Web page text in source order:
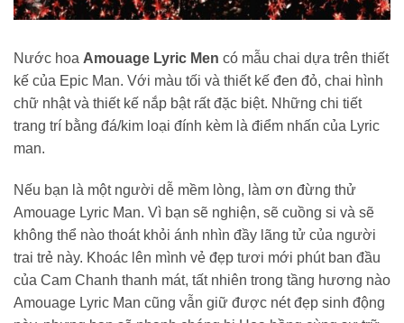
Nước hoa Amouage Lyric Men có mẫu chai dựa trên thiết
kế của Epic Man. Với màu tối và thiết kế đen đỏ, chai hình
chữ nhật và thiết kế nắp bật rất đặc biệt. Những chi tiết
trang trí bằng đá/kim loại đính kèm là điểm nhấn của Lyric
man.
Nếu bạn là một người dễ mềm lòng, làm ơn đừng thử
Amouage Lyric Man. Vì bạn sẽ nghiện, sẽ cuồng si và sẽ
không thể nào thoát khỏi ánh nhìn đầy lãng tử của người
trai trẻ này. Khoác lên mình vẻ đẹp tươi mới phút ban đầu
của Cam Chanh thanh mát, tất nhiên trong tầng hương nào
Amouage Lyric Man cũng vẫn giữ được nét đẹp sinh động